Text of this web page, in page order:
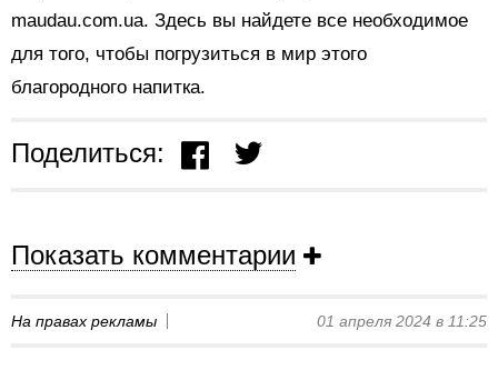
maudau.com.ua. Здесь вы найдете все необходимое
для того, чтобы погрузиться в мир этого
благородного напитка.
Поделиться:
Показать комментарии
На правах рекламы 01 апреля 2024 в 11:25